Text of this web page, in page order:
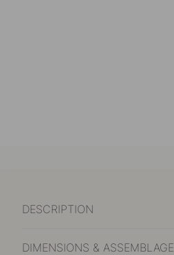
DESCRIPTION
DIMENSIONS & ASSEMBLAGE